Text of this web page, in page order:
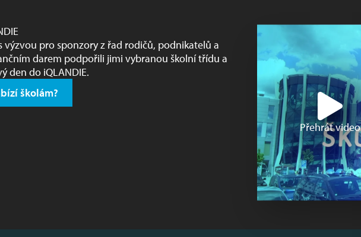
výzvou pro sponzory z řad rodičů, podnikatelů a
darem podpořili jimi vybranou školní třídu a
den do iQLANDIE.
školám?
Přehrát video